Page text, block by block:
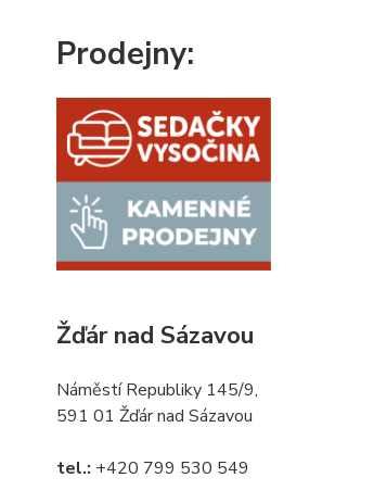
Prodejny:
Žďár nad Sázavou
Náměstí Republiky 145/9,
591 01 Žďár nad Sázavou
tel.: +420 799 530 549